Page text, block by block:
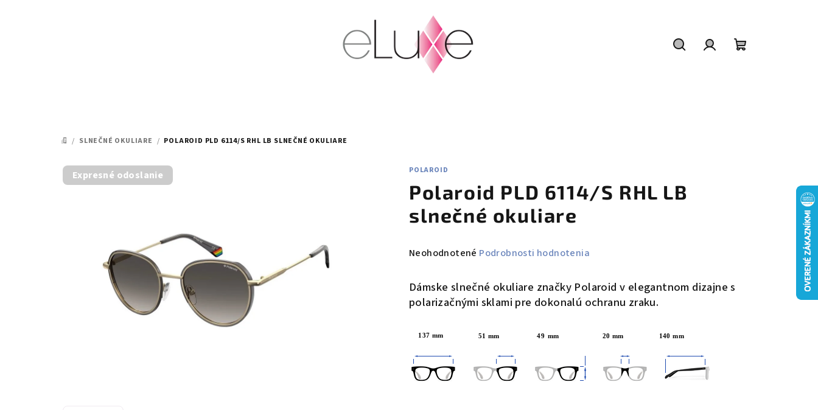
DOMOV
/ SLNEČNÉ OKULIARE / POLAROID PLD 6114/S RHL LB SLNEČNÉ OKULIARE
POLAROID
Polaroid PLD 6114/S RHL LB
slnečné okuliare
Priemerné
produktu
0,0
hviezdičiek.
Neohodnotené Podrobnosti hodnotenia
Dámske slnečné okuliare značky Polaroid v elegantnom dizajne s
polarizačnými sklami pre dokonalú ochranu zraku.
137 mm 51 mm 49 mm 20 mm 140 mm
Expresné odoslanie